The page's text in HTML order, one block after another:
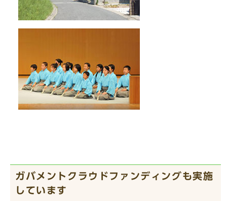
ガバメントクラウドファンディングも実施
しています